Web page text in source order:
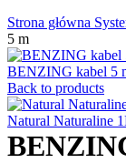
Strona główna
5 m
BENZING kabel 5
Back to products
Natural Naturaline